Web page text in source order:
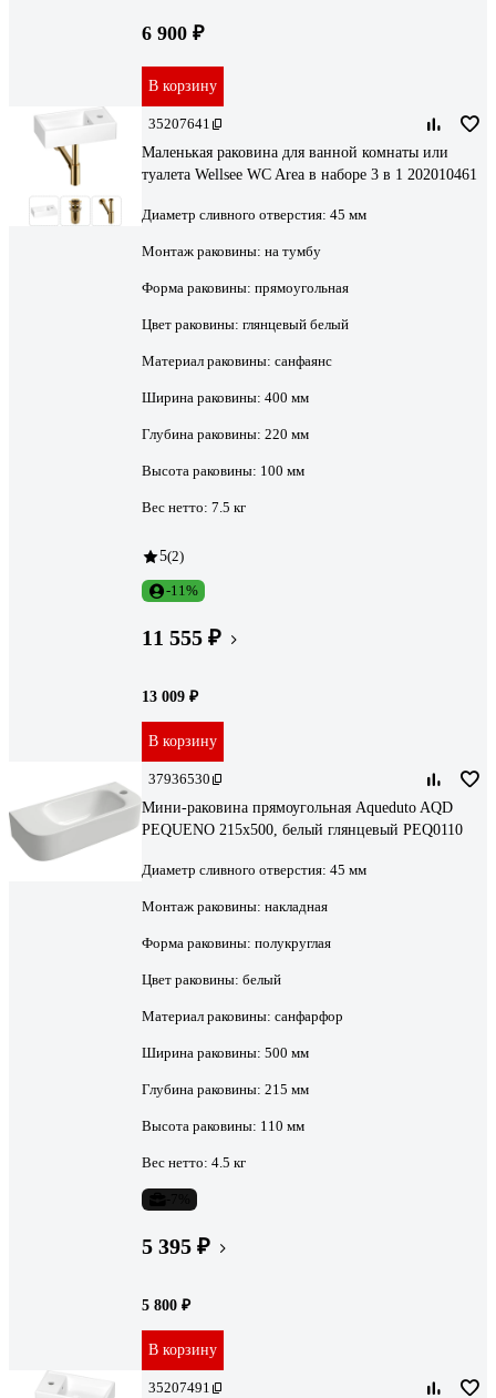
6 900 ₽
В корзину
35207641
Маленькая раковина для ванной комнаты или
туалета Wellsee WC Area в наборе 3 в 1 202010461
Диаметр сливного отверстия: 45 мм
Монтаж раковины: на тумбу
Форма раковины: прямоугольная
Цвет раковины: глянцевый белый
Материал раковины: санфаянс
Ширина раковины: 400 мм
Глубина раковины: 220 мм
Высота раковины: 100 мм
Вес нетто: 7.5 кг
5(2)
-11%
11 555 ₽
13 009 ₽
В корзину
37936530
Мини-раковина прямоугольная Aqueduto AQD
PEQUENO 215х500, белый глянцевый PEQ0110
Диаметр сливного отверстия: 45 мм
Монтаж раковины: накладная
Форма раковины: полукруглая
Цвет раковины: белый
Материал раковины: санфарфор
Ширина раковины: 500 мм
Глубина раковины: 215 мм
Высота раковины: 110 мм
Вес нетто: 4.5 кг
5 395 ₽
5 800 ₽
В корзину
35207491